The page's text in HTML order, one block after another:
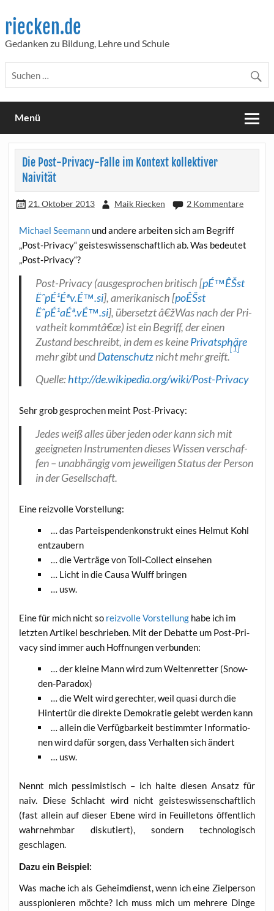
content
riecken.de
Gedanken zu Bildung, Lehre und Schule
Menü
Die Post-Privacy-Falle im Kontext kollektiver
Naivität
21. Oktober 2013 Maik Riecken 2 Kommentare
Micha­el See­mann und ande­re arbei­ten sich am Begriff
„Post-Pri­va­cy“ geis­tes­wis­sen­schaft­lich ab. Was bedeu­tet
„Post-Pri­va­cy“?
Post-Pri­va­cy(aus­ge­spro­chen bri­tisch [pÉ™ÊŠst
ËˆpÉ¹Éªv.É™.si], ame­ri­ka­nisch [poÊ­Šst
ËˆpÉ¹aÉª.vÉ™.si], über­setzt â€žWas nach der Pri­
vat­heit kommtâ€œ) ist ein Begriff, der einen
Zustand beschreibt, in dem es kei­nePri­vat­sphä­re
mehr gibt undDaten­schutznicht mehr greift.
[1]
Quel­le:http://de.wikipedia.org/wiki/Post-Privacy
Sehr grob gespro­chen meint Post-Privacy:
Jedes weiß alles über jeden oder kann sich mit
geeig­ne­ten Instru­men­ten die­ses Wis­sen ver­schaf­
fen – unab­hän­gig vom jewei­li­gen Sta­tus der Per­son
in der Gesellschaft.
Eine reiz­vol­le Vorstellung:
… das Par­tei­spen­den­kon­strukt eines Hel­mut Kohl
entzaubern
… die Ver­trä­ge von Toll-Coll­ect einsehen
… Licht in die Cau­sa Wulff bringen
… usw.
Eine für mich nicht so reiz­vol­le Vor­stel­lung habe ich im
letz­ten Arti­kel beschrie­ben. Mit der Debat­te um Post-Pri­
va­cy sind immer auch Hoff­nun­gen verbunden:
… der klei­ne Mann wird zum Wel­ten­ret­ter (Snow­
den-Para­dox)
… die Welt wird gerech­ter, weil qua­si durch die
Hin­ter­tür die direk­te Demo­kra­tie gelebt wer­den kann
… allein die Ver­füg­bar­keit bestimm­ter Infor­ma­tio­
nen wird dafür sor­gen, dass Ver­hal­ten sich ändert
… usw.
Nennt mich pes­si­mis­tisch – ich hal­te die­sen Ansatz für
naiv. Die­se Schlacht wird nicht geis­tes­wis­sen­schaft­lich
(fast allein auf die­ser Ebe­ne wird in Feuil­le­tons öffent­lich
wahr­nehm­bar dis­ku­tiert), son­dern tech­no­lo­gisch
geschlagen.
Dazu ein Beispiel:
Was mache ich als Geheim­dienst, wenn ich eine Ziel­per­son
aus­spio­nie­ren möch­te? Ich muss mich um meh­re­re Din­ge